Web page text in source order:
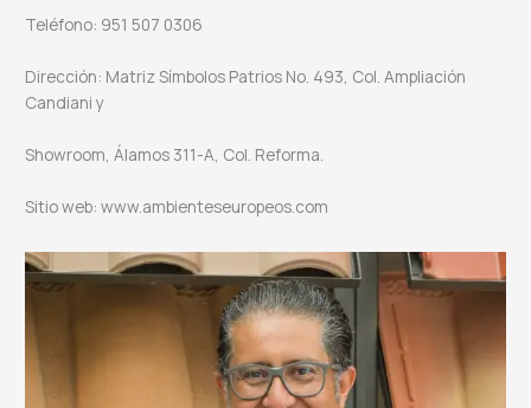
Teléfono: 951 507 0306
Dirección: Matriz Símbolos Patrios No. 493, Col. Ampliación
Candiani y
Showroom, Álamos 311-A, Col. Reforma.
Sitio web: www.ambienteseuropeos.com